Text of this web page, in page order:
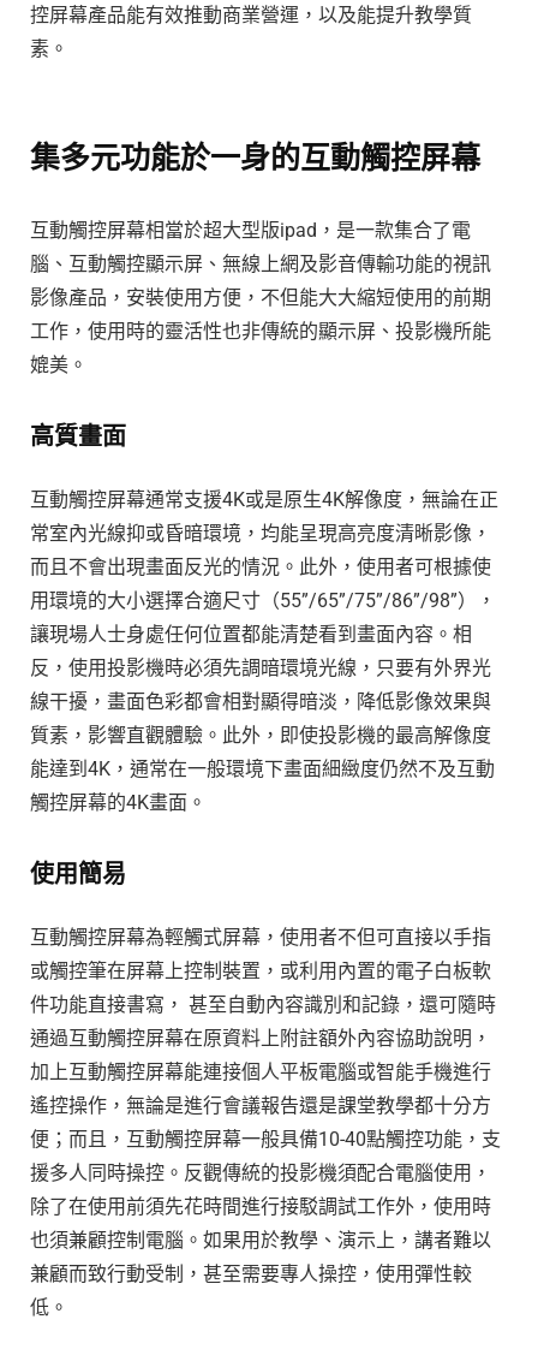
控屏幕產品能有效推動商業營運，以及能提升教學質
素。
集多元功能於一身的互動觸控屏幕
互動觸控屏幕相當於超大型版ipad，是一款集合了電
腦、互動觸控顯示屏、無線上網及影音傳輸功能的視訊
影像產品，安裝使用方便，不但能大大縮短使用的前期
工作，使用時的靈活性也非傳統的顯示屏、投影機所能
媲美。
高質畫面
互動觸控屏幕通常支援4K或是原生4K解像度，無論在正
常室內光線抑或昏暗環境，均能呈現高亮度清晰影像，
而且不會出現畫面反光的情況。此外，使用者可根據使
用環境的大小選擇合適尺寸（55”/65”/75”/86”/98”），
讓現場人士身處任何位置都能清楚看到畫面內容。相
反，使用投影機時必須先調暗環境光線，只要有外界光
線干擾，畫面色彩都會相對顯得暗淡，降低影像效果與
質素，影響直觀體驗。此外，即使投影機的最高解像度
能達到4K，通常在一般環境下畫面細緻度仍然不及互動
觸控屏幕的4K畫面。
使用簡易
互動觸控屏幕為輕觸式屏幕，使用者不但可直接以手指
或觸控筆在屏幕上控制裝置，或利用內置的電子白板軟
件功能直接書寫， 甚至自動內容識別和記錄，還可隨時
通過互動觸控屏幕在原資料上附註額外內容協助說明，
加上互動觸控屏幕能連接個人平板電腦或智能手機進行
遙控操作，無論是進行會議報告還是課堂教學都十分方
便；而且，互動觸控屏幕一般具備10-40點觸控功能，支
援多人同時操控。反觀傳統的投影機須配合電腦使用，
除了在使用前須先花時間進行接駁調試工作外，使用時
也須兼顧控制電腦。如果用於教學、演示上，講者難以
兼顧而致行動受制，甚至需要專人操控，使用彈性較
低。